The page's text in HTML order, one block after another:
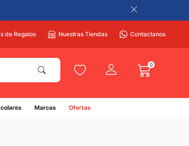
de Regalos Nuestras Tiendas Contactanos
0
Marcas Ofertas